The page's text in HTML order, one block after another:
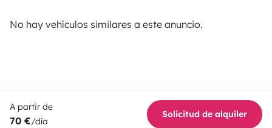
No hay vehículos similares a este anuncio.
A partir de
70 €/día
Solicitud de alquiler